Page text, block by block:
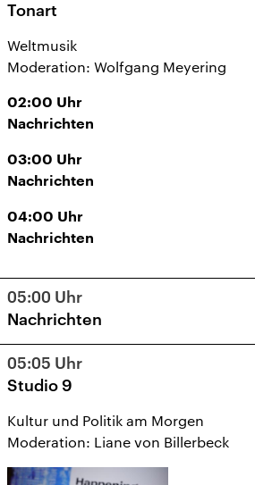
Tonart
Weltmusik
Moderation: Wolfgang Meyering
02:00 Uhr
Nachrichten
03:00 Uhr
Nachrichten
04:00 Uhr
Nachrichten
05:00 Uhr
Nachrichten
05:05 Uhr
Studio 9
Kultur und Politik am Morgen
Moderation: Liane von Billerbeck